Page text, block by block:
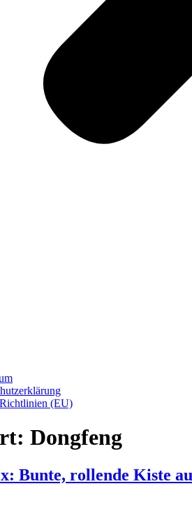
(EU)
Dongfeng
Bunte, rollende Kiste